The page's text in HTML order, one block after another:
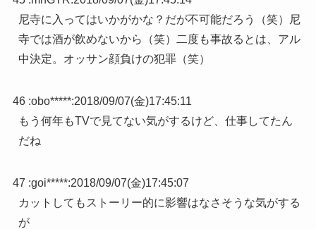
尼寺に入ってはいかがかな？だが不可能だろう（笑）尼
寺では酒が飲めないから（笑）二度も事故るとは、アル
中決定。オッサン顔負けの犯罪（笑）
46 :obo*****:2018/09/07(金)17:45:11
もう何年もTVで見てない気がするけど、仕事してたん
だね
47 :goi*****:2018/09/07(金)17:45:07
カットしてもストーリー的に影響はなさそうな気がする
が